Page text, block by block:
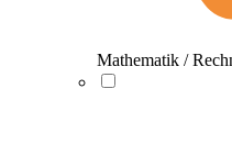
Mathematik /